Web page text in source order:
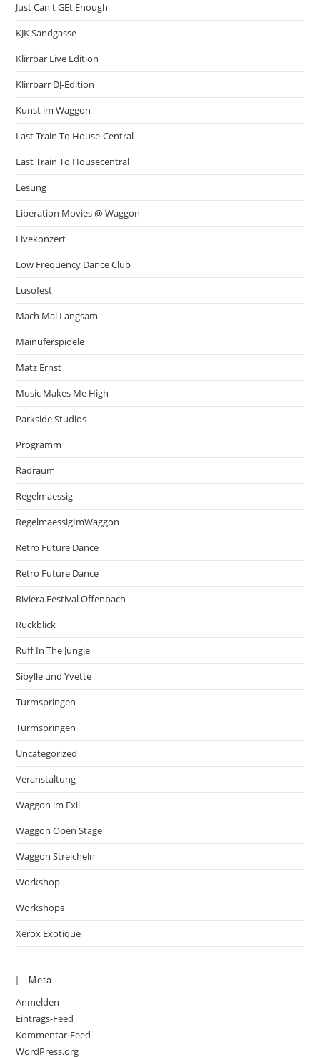
Just Can't GEt Enough
KJK Sandgasse
Klirrbar Live Edition
Klirrbarr DJ-Edition
Kunst im Waggon
Last Train To House-Central
Last Train To Housecentral
Lesung
Liberation Movies @ Waggon
Livekonzert
Low Frequency Dance Club
Lusofest
Mach Mal Langsam
Mainuferspioele
Matz Ernst
Music Makes Me High
Parkside Studios
Programm
Radraum
Regelmaessig
RegelmaessigImWaggon
Retro Future Dance
Retro Future Dance
Riviera Festival Offenbach
Rückblick
Ruff In The Jungle
Sibylle und Yvette
Turmspringen
Turmspringen
Uncategorized
Veranstaltung
Waggon im Exil
Waggon Open Stage
Waggon Streicheln
Workshop
Workshops
Xerox Exotique
Meta
Anmelden
Eintrags-Feed
Kommentar-Feed
WordPress.org